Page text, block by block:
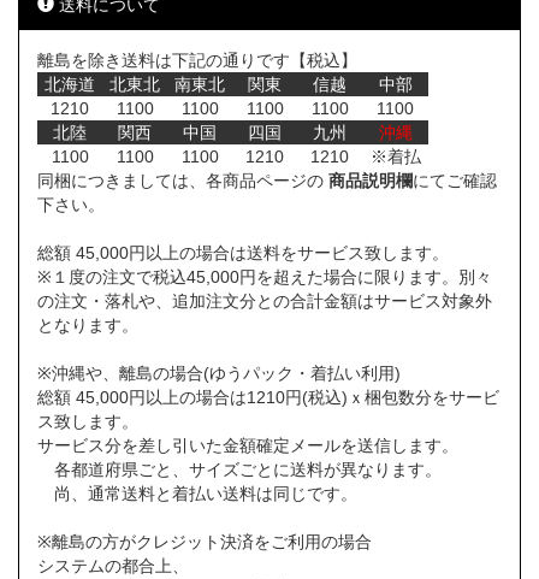
送料について
離島を除き送料は下記の通りです【税込】
北海道
北東北 南東北 関東 信越
中部
1210
1100 1100 1100 1100
1100
北陸
関西 中国 四国 九州
沖縄
1100
1100 1100 1210 1210
※着払
同梱につきましては、各商品ページの 商品説明欄にてご確認
下さい。
総額 45,000円以上の場合は送料をサービス致します。
※１度の注文で税込45,000円を超えた場合に限ります。別々
の注文・落札や、追加注文分との合計金額はサービス対象外
となります。
※沖縄や、離島の場合(ゆうパック・着払い利用)
総額 45,000円以上の場合は1210円(税込)ｘ梱包数分をサービ
ス致します。
サービス分を差し引いた金額確定メールを送信します。
各都道府県ごと、サイズごとに送料が異なります。
尚、通常送料と着払い送料は同じです。
※離島の方がクレジット決済をご利用の場合
システムの都合上、